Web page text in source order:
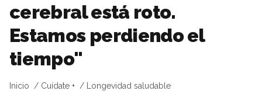
cerebral está roto.
Estamos perdiendo el
tiempo"
Inicio Cuídate + Longevidad saludable